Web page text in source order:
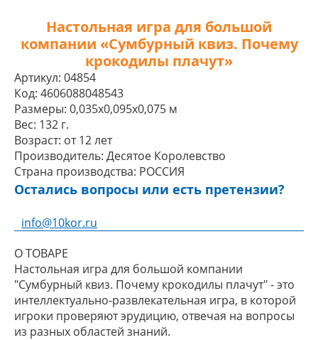
Настольная игра для большой
компании «Сумбурный квиз. Почему
крокодилы плачут»
Артикул: 04854
Код: 4606088048543
Размеры: 0,035x0,095x0,075 м
Вес: 132 г.
Возраст: от 12 лет
Производитель: Десятое Королевство
Страна производства: РОССИЯ
Остались вопросы или есть претензии?
info@10kor.ru
О ТОВАРЕ
Настольная игра для большой компании
"Сумбурный квиз. Почему крокодилы плачут" - это
интеллектуально-развлекательная игра, в которой
игроки проверяют эрудицию, отвечая на вопросы
из разных областей знаний.